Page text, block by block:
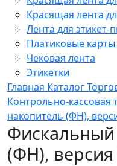
Красящая лента
Лента для этикет-
Платиковые карты
Чековая лента
Этикетки
Главная Каталог
Контрольно-кассовая
накопитель (ФН),
Фискальный
(ФН), версия